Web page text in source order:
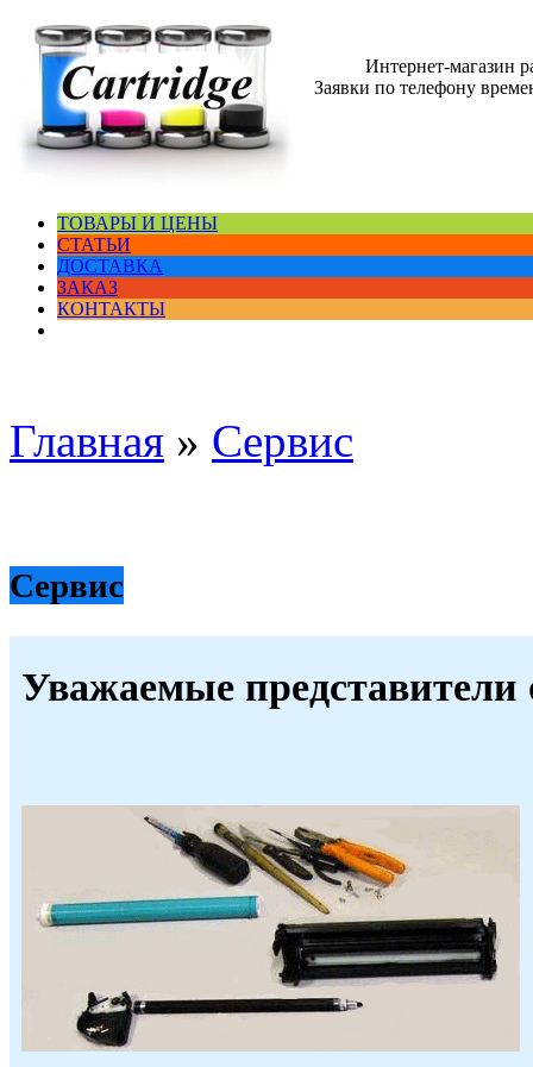
Интернет-магазин
Заявки по телефону
ТОВАРЫ И ЦЕНЫ
СТАТЬИ
ДОСТАВКА
ЗАКАЗ
КОНТАКТЫ
Главная » Сервис
Сервис
Уважаемые представители